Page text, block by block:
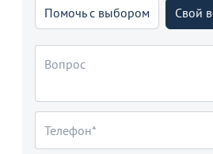
Помочь с выбором Свой